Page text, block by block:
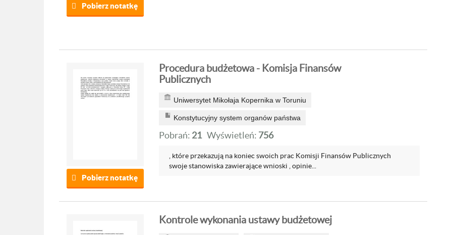
Pobierz notatkę
Pobierz notatkę
Procedura budżetowa - Komisja Finansów
Publicznych
Uniwersytet Mikołaja Kopernika w Toruniu
Konstytucyjny system organów państwa
Pobrań: 21 Wyświetleń: 756
, które przekazują na koniec swoich prac Komisji Finansów Publicznych
swoje stanowiska zawierające wnioski , opinie...
Kontrole wykonania ustawy budżetowej